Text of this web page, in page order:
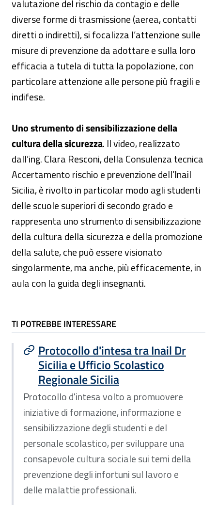
valutazione del rischio da contagio e delle
diverse forme di trasmissione (aerea, contatti
diretti o indiretti), si focalizza l’attenzione sulle
misure di prevenzione da adottare e sulla loro
efficacia a tutela di tutta la popolazione, con
particolare attenzione alle persone più fragili e
indifese.
Uno strumento di sensibilizzazione della
cultura della sicurezza. Il video, realizzato
dall’ing. Clara Resconi, della Consulenza tecnica
Accertamento rischio e prevenzione dell’Inail
Sicilia, è rivolto in particolar modo agli studenti
delle scuole superiori di secondo grado e
rappresenta uno strumento di sensibilizzazione
della cultura della sicurezza e della promozione
della salute, che può essere visionato
singolarmente, ma anche, più efficacemente, in
aula con la guida degli insegnanti.
TI POTREBBE INTERESSARE
TI POTREBBE INTERESSARE
Protocollo d'intesa tra Inail Dr
Sicilia e Ufficio Scolastico
Regionale Sicilia
Protocollo d'intesa volto a promuovere
iniziative di formazione, informazione e
sensibilizzazione degli studenti e del
personale scolastico, per sviluppare una
consapevole cultura sociale sui temi della
prevenzione degli infortuni sul lavoro e
delle malattie professionali.